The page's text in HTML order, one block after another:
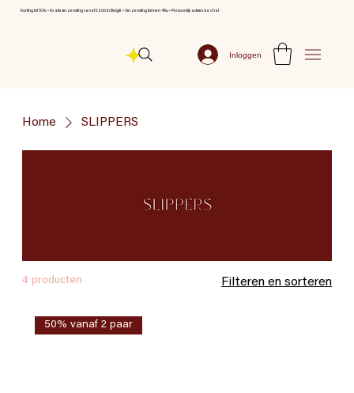
Korting tot 70% ⦁ Gratis verzending vanaf € 200 in België ⦁ Verzending binnen 48u ⦁ Persoonlijk advies via chat
Inloggen
Home SLIPPERS
4 producten Filteren en sorteren
50% vanaf 2 paar